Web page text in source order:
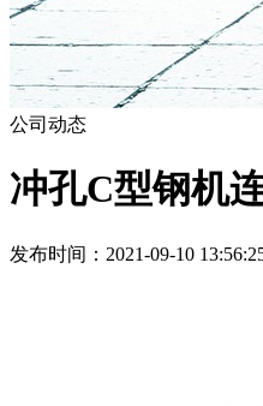
公司动态
冲孔C型钢机
发布时间：2021-09-10